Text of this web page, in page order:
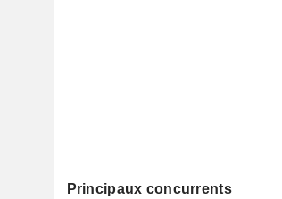
Principaux concurrents